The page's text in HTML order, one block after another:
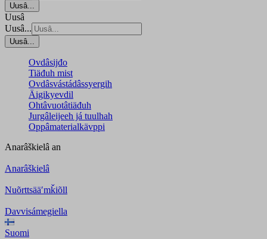
Uusâ...
Uusâ
Uusâ...
Uusâ...
Ovdâsijđo
Tiäđuh mist
Ovdâsvástádâssyergih
Äigikyevdil
Ohtâvuotâtiäđuh
Jurgâleijeeh já tuulhah
Oppâmaterialkävppi
Anarâškielâ an
Anarâškielâ
Nuõrttsääʹmǩiõll
Davvisámegiella
Suomi